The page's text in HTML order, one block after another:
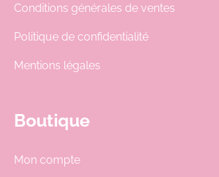
Conditions générales de ventes
Politique de confidentialité
Mentions légales
Boutique
Mon compte